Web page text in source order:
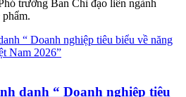
trưởng Ban Chỉ đạo liên ngành
danh “ Doanh nghiệp tiêu